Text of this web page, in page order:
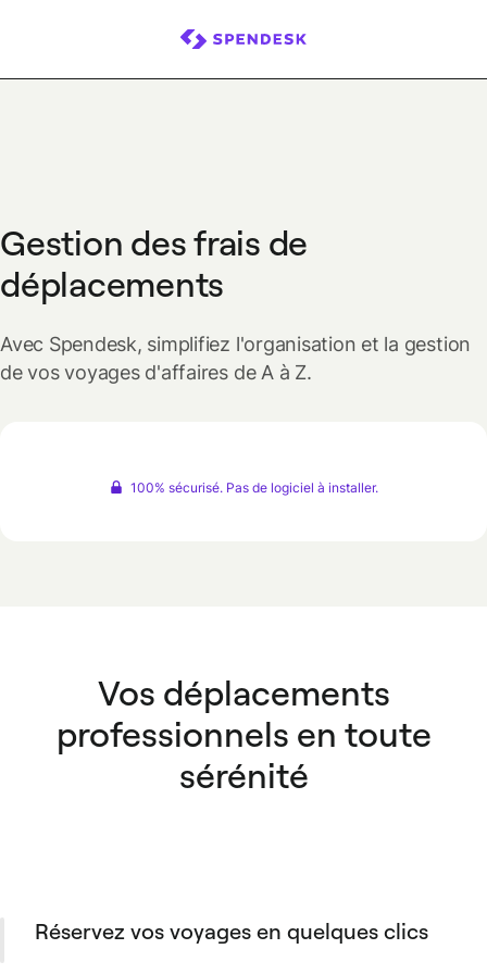
Gestion des frais de
déplacements
Avec Spendesk, simplifiez l'organisation et la gestion
de vos voyages d'affaires de A à Z.
100% sécurisé. Pas de logiciel à installer.
Vos déplacements
professionnels en toute
sérénité
Réservez vos voyages en quelques clics